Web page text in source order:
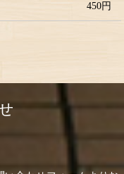
450円